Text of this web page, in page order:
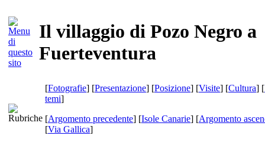
Il villaggio di Pozo Negro a
Fuerteventura
[Fotografie] [Presentazione] [Posizione] [Visite] [Cultura] [
temi]
[Argomento precedente] [Isole Canarie] [Argomento
[Via Gallica]